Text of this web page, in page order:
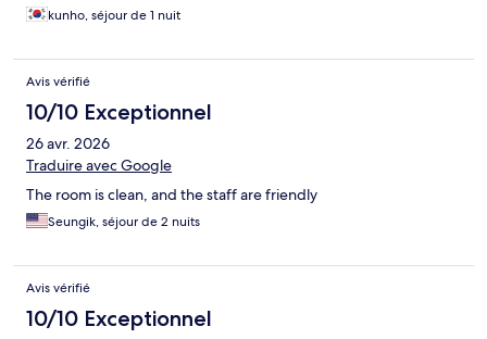
kunho, séjour de 1 nuit
Avis vérifié
10/10 Exceptionnel
26 avr. 2026
Traduire avec Google
The room is clean, and the staff are friendly
Seungik, séjour de 2 nuits
Avis vérifié
10/10 Exceptionnel